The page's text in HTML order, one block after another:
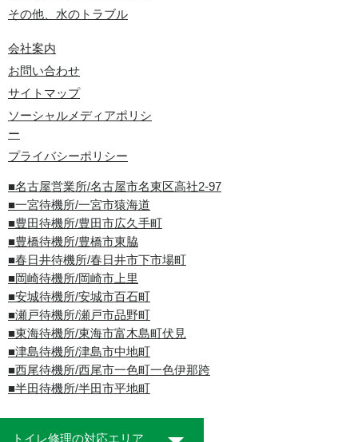
その他、水のトラブル
会社案内
お問い合わせ
サイトマップ
ソーシャルメディアポリシ
ー
プライバシーポリシー
■名古屋営業所/名古屋市名東区高社2-97
■一宮待機所/一宮市猿海道
■豊田待機所/豊田市広久手町
■豊橋待機所/豊橋市東脇
■春日井待機所/春日井市下市場町
■岡崎待機所/岡崎市上里
■安城待機所/安城市百石町
■瀬戸待機所/瀬戸市品野町
■東海待機所/東海市富木島町伏見
■津島待機所/津島市中地町
■西尾待機所/西尾市一色町一色伊那跨
■半田待機所/半田市平地町
トイレ修理の対応エリア